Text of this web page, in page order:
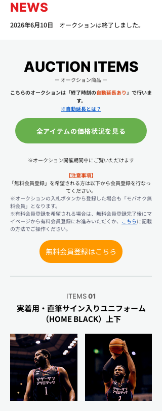
NEWS
2026年6月10日 オークションは終了しました。
AUCTION ITEMS
ー オークション商品 ー
こちらのオークションは「終了時刻の自動延長あり」で行いま
す。
※自動延長とは？
全アイテムの価格状況を見る
※オークション開催期間中にご覧いただけます
【注意事項】
｢無料会員登録」を希望される方は以下から会員登録を行なっ
てください。
※オークションの入札ボタンから登録した場合も「モバオク無
料会員」となります。
※有料会員登録を希望される場合は、無料会員登録完了後にマ
イページから有料会員登録にお進みいただくか、 こちらに記載
の方法でご操作ください。
無料会員登録はこちら
ITEMS01
実着用・直筆サイン入りユニフォーム
（HOME BLACK）上下